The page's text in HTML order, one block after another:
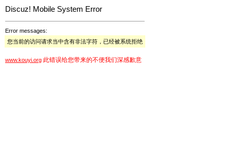
Discuz! Mobile System Error
Error messages:
您当前的访问请求当中含有非法字符，已经被系统拒绝
www.kouyi.org 此错误给您带来的不便我们深感歉意